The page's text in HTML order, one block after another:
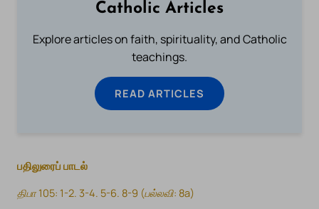
Catholic Articles
Explore articles on faith, spirituality, and Catholic
teachings.
READ ARTICLES
பதிலுரைப் பாடல்
திபா 105: 1-2. 3-4. 5-6. 8-9 (பல்லவி: 8a)